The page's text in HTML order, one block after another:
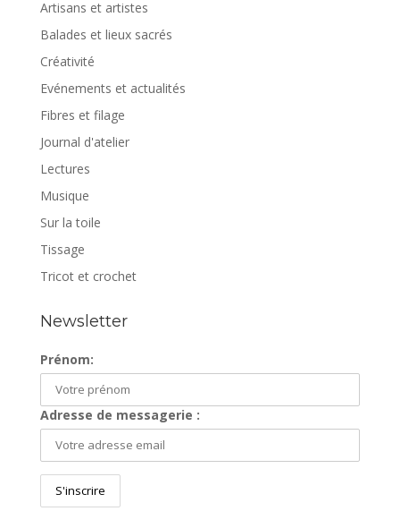
Artisans et artistes
Balades et lieux sacrés
Créativité
Evénements et actualités
Fibres et filage
Journal d'atelier
Lectures
Musique
Sur la toile
Tissage
Tricot et crochet
Newsletter
Prénom:
Adresse de messagerie :